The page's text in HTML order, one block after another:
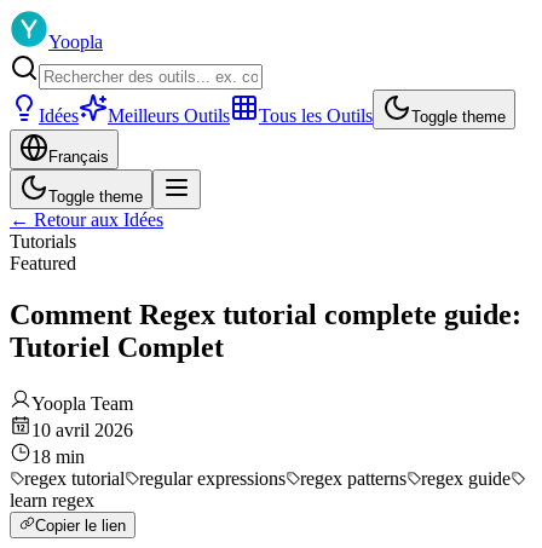
Yoopla
Idées Meilleurs Outils Tous les Outils Toggle theme
Français
Toggle theme
← Retour aux Idées
Tutorials
Featured
Comment Regex tutorial complete guide:
Tutoriel Complet
Yoopla Team
10 avril 2026
18 min
regex tutorial
regular expressions regex patterns
regex guide
learn regex
Copier le lien